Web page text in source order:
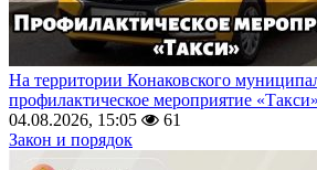
На территории Конаковского
профилактическое мероприятие «Такси»
04.08.2026, 15:05
61
Закон и порядок